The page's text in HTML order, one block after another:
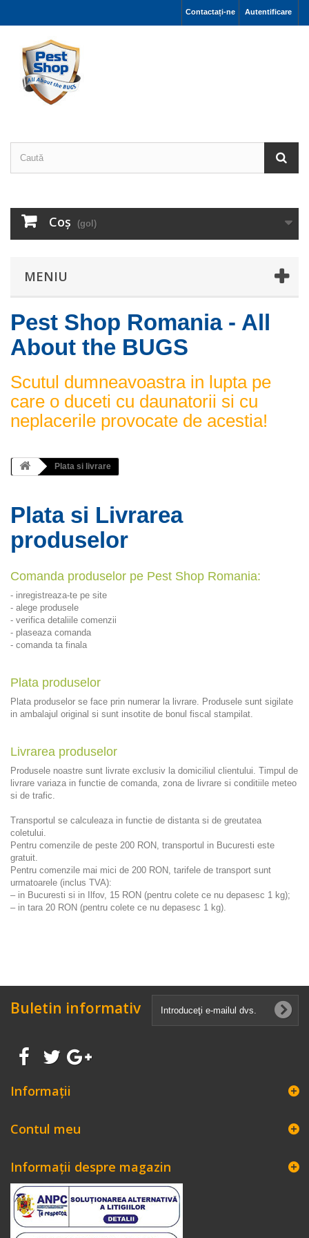
Autentificare
Contactați-ne
Coş (gol)
MENIU
Pest Shop Romania - All
About the BUGS
Scutul dumneavoastra in lupta pe
care o duceti cu daunatorii si cu
neplacerile provocate de acestia!
Plata si livrare
Plata si Livrarea
produselor
Comanda produselor pe Pest Shop Romania:
- inregistreaza-te pe site
- alege produsele
- verifica detaliile comenzii
- plaseaza comanda
- comanda ta finala
Plata produselor
Plata produselor se face prin numerar la livrare. Produsele sunt sigilate
in ambalajul original si sunt insotite de bonul fiscal stampilat.
Livrarea produselor
Produsele noastre sunt livrate exclusiv la domiciliul clientului. Timpul de
livrare variaza in functie de comanda, zona de livrare si conditiile meteo
si de trafic.
Transportul se calculeaza in functie de distanta si de greutatea
coletului.
Pentru comenzile de peste 200 RON, transportul in Bucuresti este
gratuit.
Pentru comenzile mai mici de 200 RON, tarifele de transport sunt
urmatoarele (inclus TVA):
– in Bucuresti si in Ilfov, 15 RON (pentru colete ce nu depasesc 1 kg);
– in tara 20 RON (pentru colete ce nu depasesc 1 kg).
Buletin informativ
Informaţii
Contul meu
Informații despre magazin